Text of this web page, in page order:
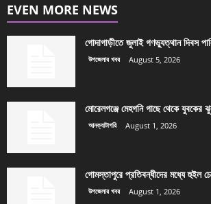
EVEN MORE NEWS
গোদাগাড়ীতে জুলাই গণভ্যুত্থান দিবস
উপজেলার খবর August 5, 2026
মোরেলগঞ্জে মেহগনি গাছে থেকে যুবকের
আনক্যাটাগরি August 1, 2026
গোমস্তাপুরে প্রতিবন্ধীদের মধ্যে হুইল
উপজেলার খবর August 1, 2026